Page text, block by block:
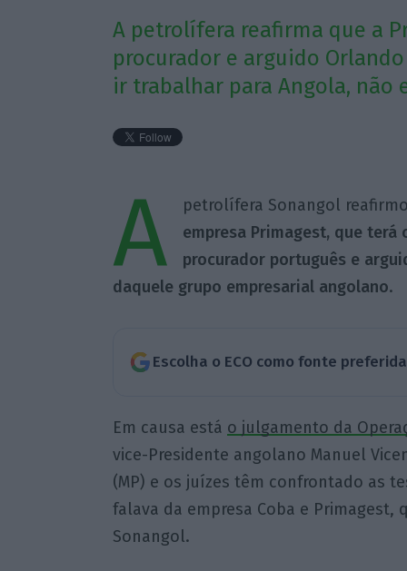
A petrolífera reafirma que a
procurador e arguido
ir trabalhar para Angola, não
A petrolífera Sonangol
empresa Primagest, que
procurador português e
daquele grupo empresarial angolano.
Escolha o ECO como fonte
Em causa está o julgamento da
vice-Presidente angolano Manuel
(MP) e os juízes têm confrontado as
falava da empresa Coba e
Sonangol.